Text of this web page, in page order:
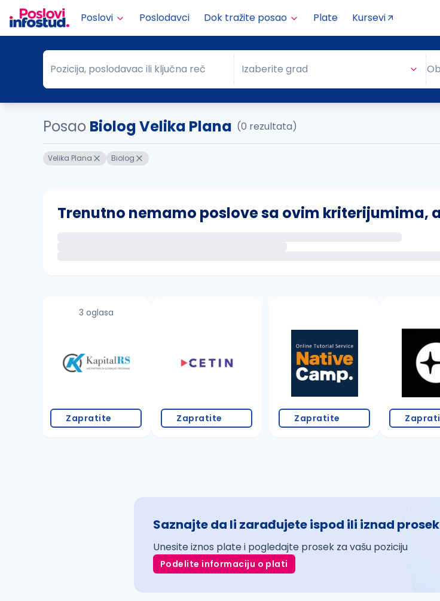
Poslovi Poslodavci Dok tražite posao Plate Kursevi
Pozicija, poslodavac ili ključna reč
Pozicija, poslodavac ili ključna reč Grad
Izaberite grad
Posao Biolog Velika Plana (0 rezultata)
Velika Plana Biolog
Trenutno nemamo poslove sa ovim kriterijumima,
proverite pravopisne greške (koristite č, ć, š, đ, ž, dž)
povećajte radijus za odabrani grad
3 oglasa
Zapratite Zapratite Zapratite
Saznajte da li zarađujete ispod ili iznad
Unesite iznos plate i pogledajte prosek za vašu poziciju
Podelite informaciju o plati